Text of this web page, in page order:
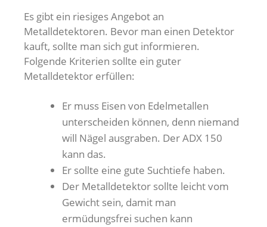
Es gibt ein riesiges Angebot an
Metalldetektoren. Bevor man einen Detektor
kauft, sollte man sich gut informieren.
Folgende Kriterien sollte ein guter
Metalldetektor erfüllen:
Er muss Eisen von Edelmetallen
unterscheiden können, denn niemand
will Nägel ausgraben. Der ADX 150
kann das.
Er sollte eine gute Suchtiefe haben.
Der Metalldetektor sollte leicht vom
Gewicht sein, damit man
ermüdungsfrei suchen kann